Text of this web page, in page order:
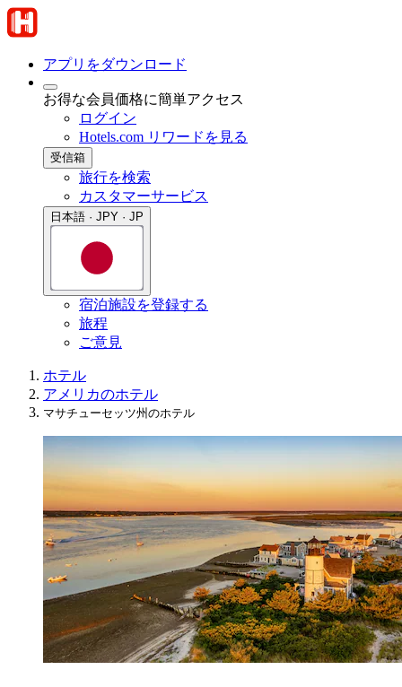
アプリをダウンロード
お得な会員価格に簡単アクセス
ログイン
Hotels.com リワードを見る
受信箱
旅行を検索
カスタマーサービス
日本語 · JPY · JP
宿泊施設を登録する
旅程
ご意見
ホテル
アメリカのホテル
マサチューセッツ州のホテル